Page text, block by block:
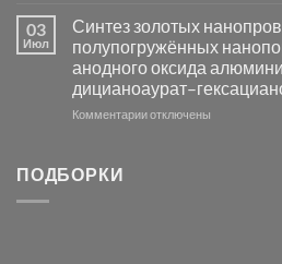
в
видимом
свете
с
помощью
модификации
серебра
с
электродов
серебра
и
03
Июл
Синтез золотых
полупогружённых
анодного оксида
Комментариикотключены
ПОДБОРКИ